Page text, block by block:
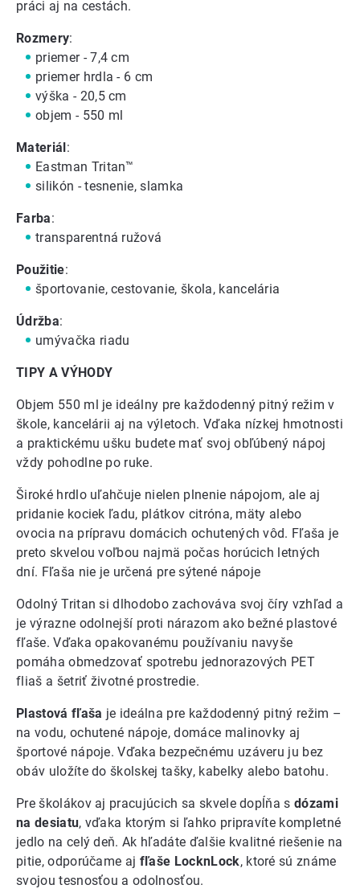
práci aj na cestách.
Rozmery:
priemer - 7,4 cm
priemer hrdla - 6 cm
výška - 20,5 cm
objem - 550 ml
Materiál:
Eastman Tritan™
silikón - tesnenie, slamka
Farba:
transparentná ružová
Použitie:
športovanie, cestovanie, škola, kancelária
Údržba:
umývačka riadu
TIPY A VÝHODY
Objem 550 ml je ideálny pre každodenný pitný režim v
škole, kancelárii aj na výletoch. Vďaka nízkej hmotnosti
a praktickému ušku budete mať svoj obľúbený nápoj
vždy pohodlne po ruke.
Široké hrdlo uľahčuje nielen plnenie nápojom, ale aj
pridanie kociek ľadu, plátkov citróna, mäty alebo
ovocia na prípravu domácich ochutených vôd. Fľaša je
preto skvelou voľbou najmä počas horúcich letných
dní. Fľaša nie je určená pre sýtené nápoje
Odolný Tritan si dlhodobo zachováva svoj číry vzhľad a
je výrazne odolnejší proti nárazom ako bežné plastové
fľaše. Vďaka opakovanému používaniu navyše
pomáha obmedzovať spotrebu jednorazových PET
fliaš a šetriť životné prostredie.
Plastová fľaša je ideálna pre každodenný pitný režim –
na vodu, ochutené nápoje, domáce malinovky aj
športové nápoje. Vďaka bezpečnému uzáveru ju bez
obáv uložíte do školskej tašky, kabelky alebo batohu.
Pre školákov aj pracujúcich sa skvele dopĺňa s dózami
na desiatu, vďaka ktorým si ľahko pripravíte kompletné
jedlo na celý deň. Ak hľadáte ďalšie kvalitné riešenie na
pitie, odporúčame aj fľaše LocknLock, ktoré sú známe
svojou tesnosťou a odolnosťou.